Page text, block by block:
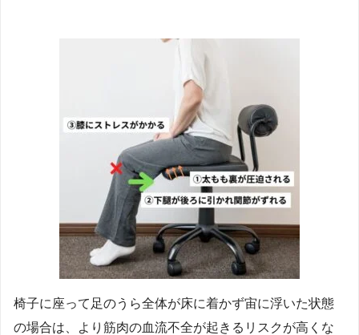
椅子に座って足のうら全体が床に着かず宙に浮いた状態
の場合は、より筋肉の血流不全が起きるリスクが高くな